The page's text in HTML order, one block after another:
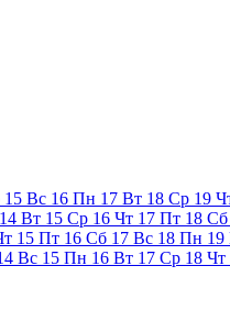
15 Вс 16 Пн 17 Вт 18 Ср 19
14 Вт 15 Ср 16 Чт 17 Пт 18 Сб
15 Пт 16 Сб 17 Вс 18 Пн 19
Вс 15 Пн 16 Вт 17 Ср 18 Чт